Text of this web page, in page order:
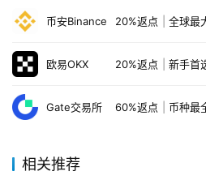
币安Binance 20%返点 全球最
欧易OKX 20%返点 新手首
Gate交易所 60%返点 币种最
相关推荐